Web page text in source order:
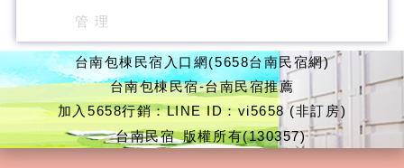
管 理
台南包棟民宿入口網(5658台南民宿網)
台南包棟民宿-台南民宿推薦
加入5658行銷：LINE ID：vi5658 (非訂房)
台南民宿 版權所有(130357)